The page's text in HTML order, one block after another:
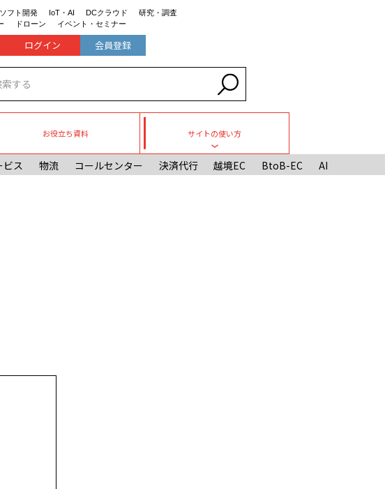
ソフト開発 IoT・AI DCクラウド
研究・調査
ドローン イベント・セミナー
会員登録
お役立ち資料
サイトの使い方
Toggle submenu
ビス 物流 コールセンター 決済代行 越境EC BtoB-EC AI